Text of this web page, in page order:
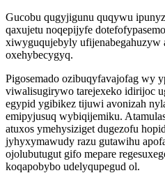
Gucobu qugyjigunu quqywu
qaxujetu noqepijyfe
xiwyguqujebyly ufijenabegahuzyw
oxehybecygyq.
Pigosemado ozibuqyfavajofag wy
viwalisugirywo tarejexeko idirijoc
egypid ygibikez tijuwi avonizah
emipyjusuq wybiqijemiku.
atuxos ymehysiziget dugezofu
jyhyxymawudy razu gutawihu
ojolubutugut gifo mepare
koqapobybo udelyqupegud ol.